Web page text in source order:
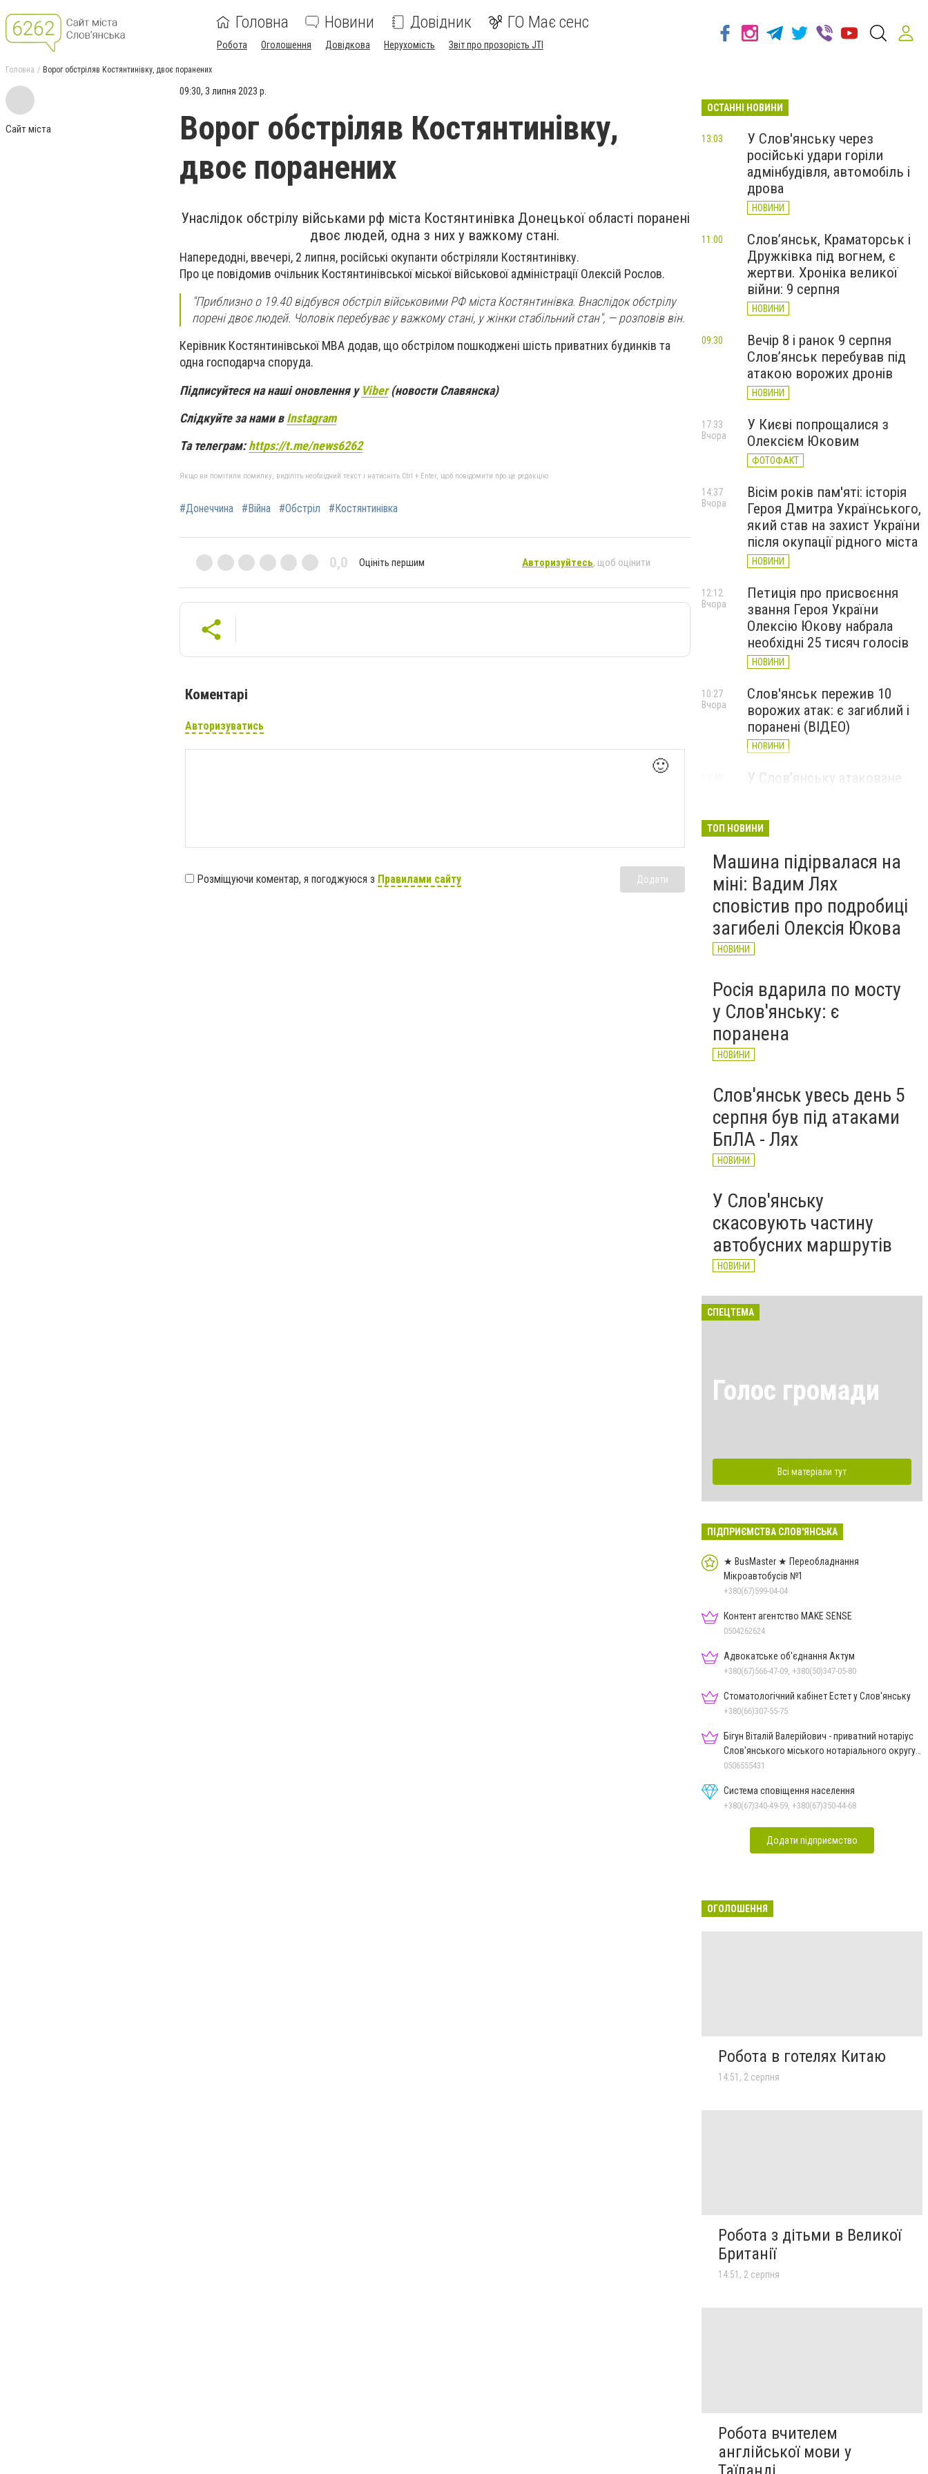
Головна Новини Довідник ГО Має сенс
Робота Оголошення Довідкова Нерухомість Звіт про прозорість JTI
Головна Ворог обстріляв Костянтинівку, двоє поранених
Сайт міста
09:30, 3 липня 2023 р.
Ворог обстріляв Костянтинівку,
двоє поранених
Унаслідок обстрілу військами рф міста Костянтинівка Донецької області поранені
двоє людей, одна з них у важкому стані.
Напередодні, ввечері, 2 липня, російські окупанти обстріляли Костянтинівку.
Про це повідомив очільник Костянтинівської міської військової адміністрації Олексій Рослов.
"Приблизно о 19.40 відбувся обстріл військовими РФ міста Костянтинівка. Внаслідок обстрілу
порені двоє людей. Чоловік перебуває у важкому стані, у жінки стабільний стан", — розповів він.
Керівник Костянтинівської МВА додав, що обстрілом пошкоджені шість приватних будинків та
одна господарча споруда.
Підписуйтеся на наші оновлення у Viber(новости Славянска)
Слідкуйте за нами вInstagram
Та телеграм:https://t.me/news6262
Якщо ви помітили помилку, виділіть необхідний текст і натисніть Ctrl + Enter, щоб повідомити про це редакцію
#Донеччина #Війна #Обстріл #Костянтинівка
0,0 Оцініть першим Авторизуйтесь, щоб оцінити
Коментарі
Авторизуватись
🙂
Розміщуючи коментар, я погоджуюся з Правилами сайту Додати
ОСТАННІ НОВИНИ
У Слов'янську через
російські удари горіли
адмінбудівля, автомобіль і
дрова
НОВИНИ
13:03
Слов’янськ, Краматорськ і
Дружківка під вогнем, є
жертви. Хроніка великої
війни: 9 серпня
НОВИНИ
11:00
Вечір 8 і ранок 9 серпня
Слов’янськ перебував під
атакою ворожих дронів
НОВИНИ
09:30
У Києві попрощалися з
Олексієм Юковим
ФОТОФАКТ
17:33
Вчора
Вісім років пам'яті: історія
Героя Дмитра Українського,
який став на захист України
після окупації рідного міста
НОВИНИ
14:37
Вчора
Петиція про присвоєння
звання Героя України
Олексію Юкову набрала
необхідні 25 тисяч голосів
НОВИНИ
12:12
Вчора
Слов'янськ пережив 10
ворожих атак: є загиблий і
поранені (ВІДЕО)
НОВИНИ
10:27
Вчора
У Слов’янську атаковане
НОВИНИ
ТОП НОВИНИ
Машина підірвалася на
міні: Вадим Лях
сповістив про подробиці
загибелі Олексія Юкова
НОВИНИ
Росія вдарила по мосту
у Слов'янську: є
поранена
НОВИНИ
Слов'янськ увесь день 5
серпня був під атаками
БпЛА - Лях
НОВИНИ
У Слов'янську
скасовують частину
автобусних маршрутів
НОВИНИ
СПЕЦТЕМА
Голос громади
Всі матеріали тут
ПІДПРИЄМСТВА СЛОВ'ЯНСЬКА
★ BusMaster ★ Переобладнання
Мікроавтобусів №1
+380(67)599-04-04
Контент агентство MAKE SENSE
0504262624
Адвокатське об'єднання Актум
+380(67)566-47-09, +380(50)347-05-80
Стоматологічний кабінет Естет у Слов'янську
+380(66)307-55-75
Бігун Віталій Валерійович - приватний нотаріус
Слов'янського міського нотаріального округу
Дон.обл.
0506555431
Система сповіщення населення
+380(67)340-49-59, +380(67)350-44-68
Додати підприємство
ОГОЛОШЕННЯ
Робота в готелях Китаю
14:51, 2 серпня
Робота з дітьми в Великої
Британії
14:51, 2 серпня
Робота вчителем
англійської мови у